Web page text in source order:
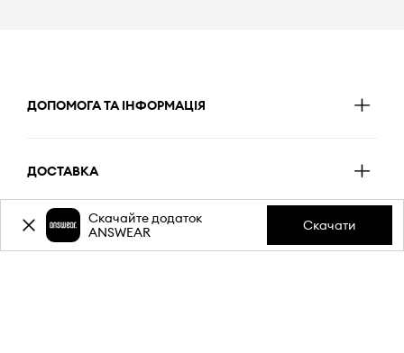
ДОПОМОГА ТА ІНФОРМАЦІЯ
ДОСТАВКА
ОПЛАТА
Скачайте додаток
ANSWEAR
Скачати